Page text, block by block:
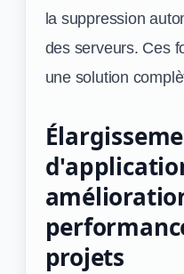
la suppression
des serveurs. Ces
une solution
projets